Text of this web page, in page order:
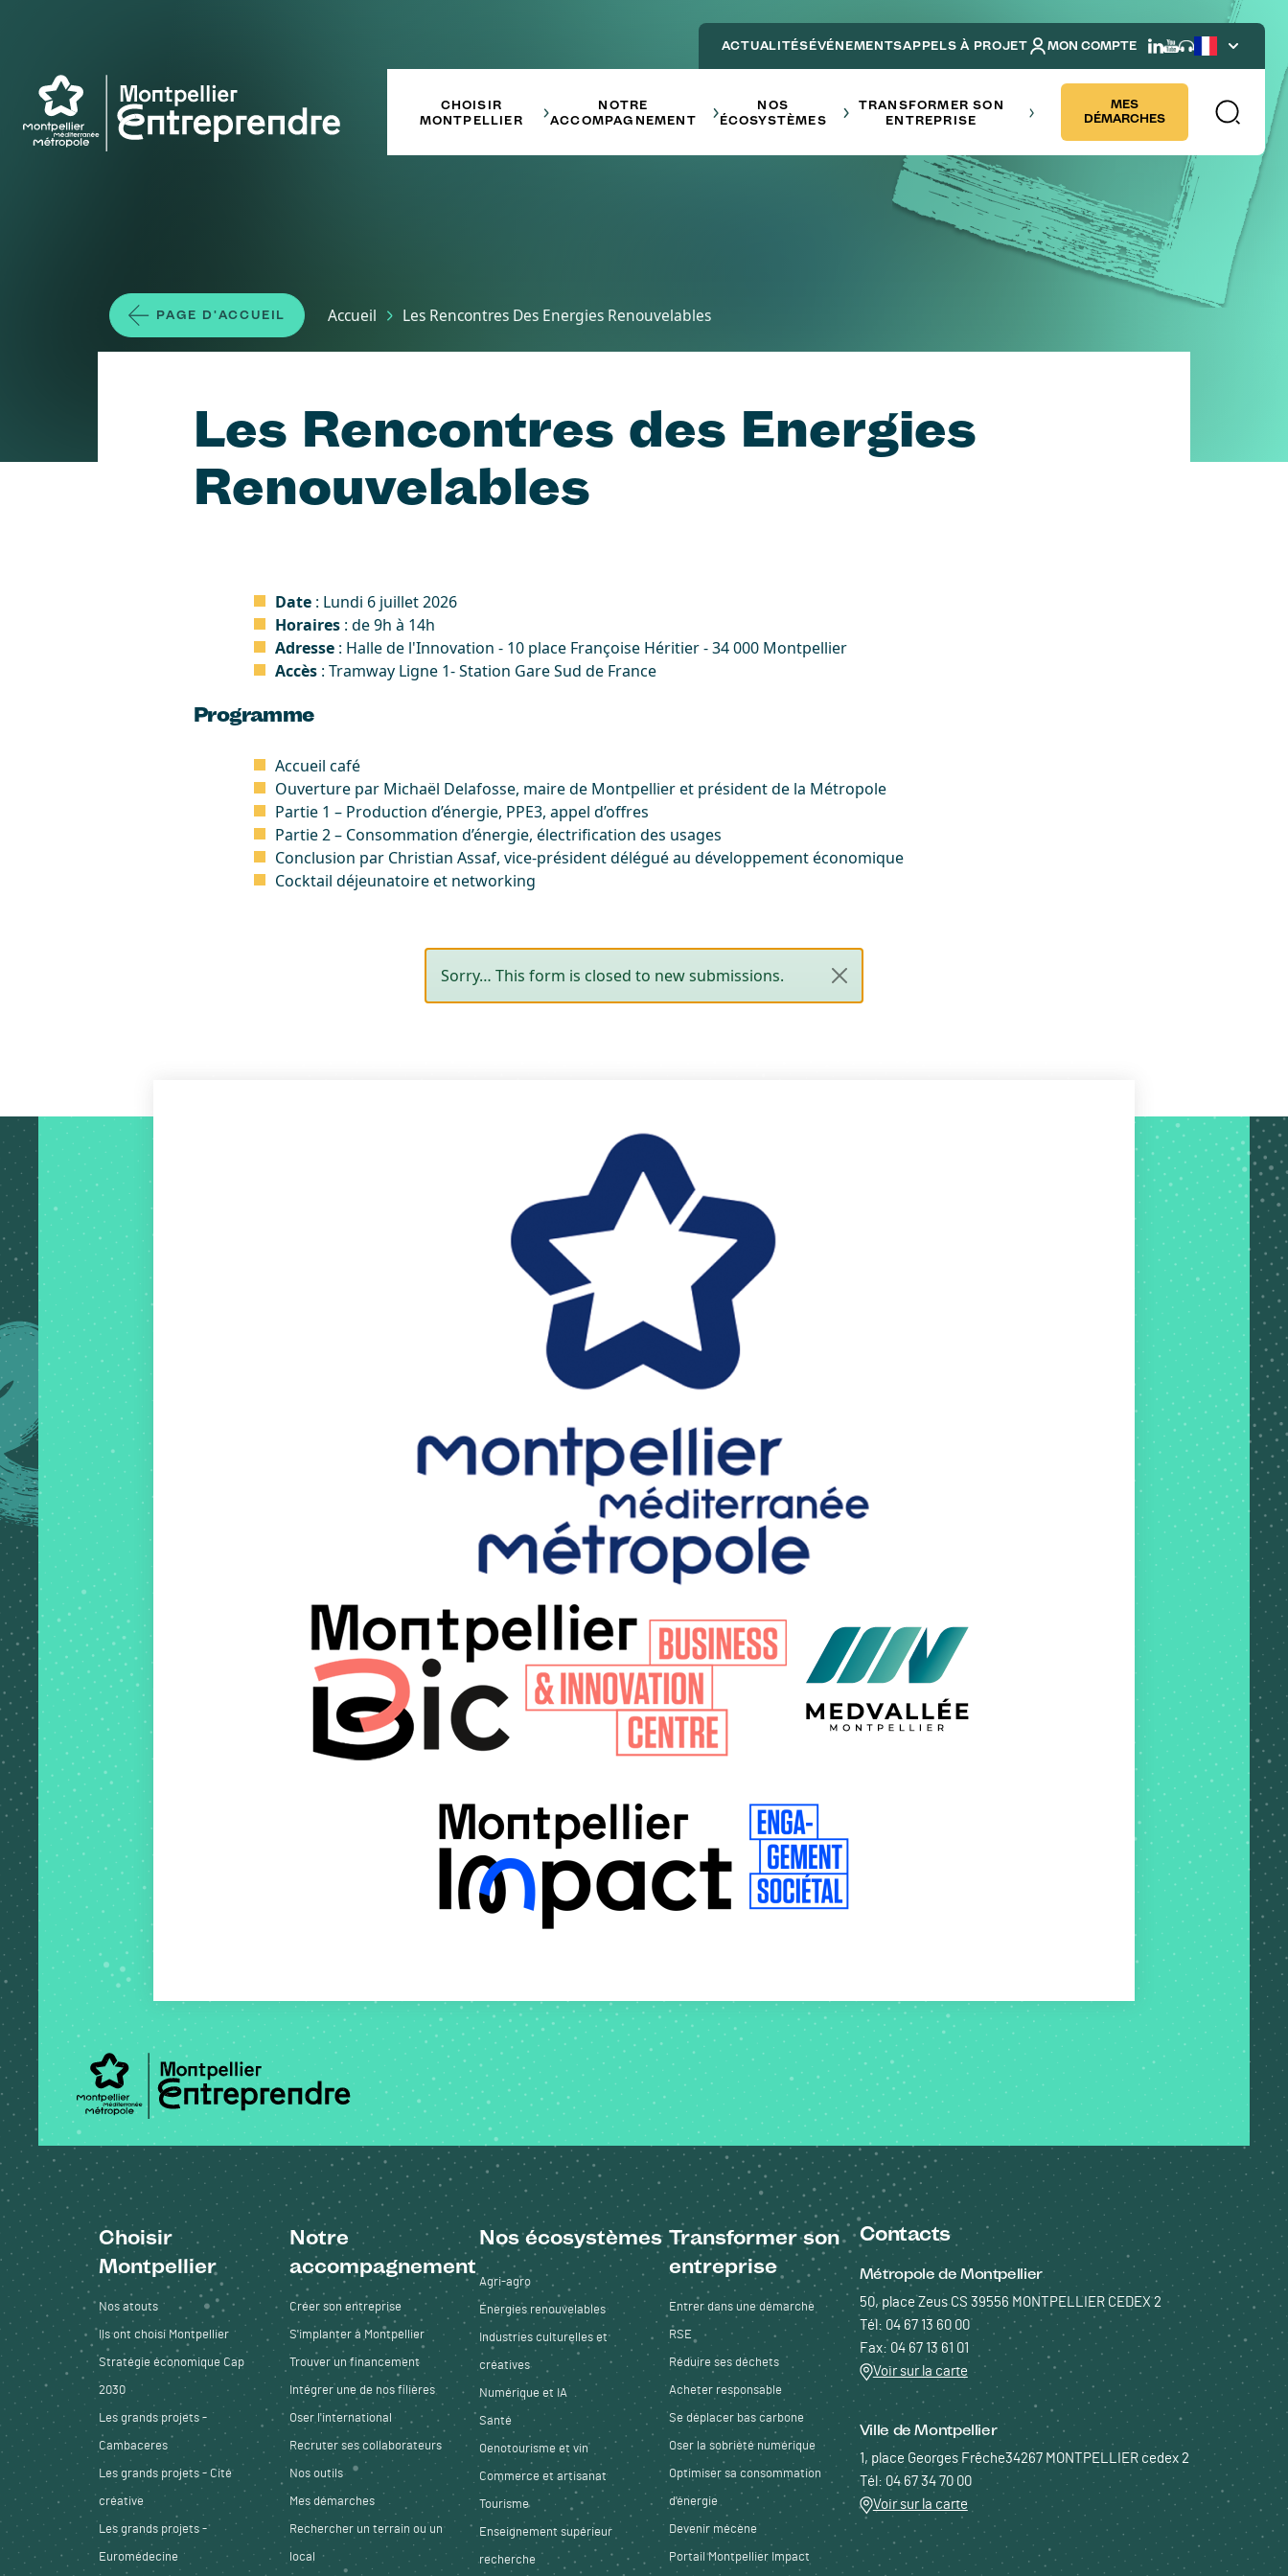
ACTUALITÉSÉVÉNEMENTSAPPELS À PROJET MON COMPTE
French
MES
DÉMARCHES
Main navigation - ENTREPRENDRE
CHOISIR
MONTPELLIER
NOTRE
ACCOMPAGNEMENT
NOS
ÉCOSYSTÈMES
TRANSFORMER SON
ENTREPRISE
PAGE D'ACCUEIL Fil d'Ariane
Accueil Les Rencontres Des Energies Renouvelables
Les Rencontres des Energies
Renouvelables
Date : Lundi 6 juillet 2026
Horaires : de 9h à 14h
Adresse : Halle de l'Innovation - 10 place Françoise Héritier - 34 000 Montpellier
Accès : Tramway Ligne 1- Station Gare Sud de France
Programme
Accueil café
Ouverture par Michaël Delafosse, maire de Montpellier et président de la Métropole
Partie 1 – Production d’énergie, PPE3, appel d’offres
Partie 2 – Consommation d’énergie, électrification des usages
Conclusion par Christian Assaf, vice-président délégué au développement économique
Cocktail déjeunatoire et networking
Message d'état
Sorry… This form is closed to new submissions.
Pied de page
Choisir
Montpellier
Nos atouts
Ils ont choisi Montpellier
Stratégie économique Cap
2030
Les grands projets -
Cambaceres
Les grands projets - Cité
créative
Les grands projets -
Euromédecine
Notre
accompagnement
Créer son entreprise
S'implanter à Montpellier
Trouver un financement
Intégrer une de nos filières
Oser l'international
Recruter ses collaborateurs
Nos outils
Mes démarches
Rechercher un terrain ou un
local
Nos écosystèmes
Agri-agro
Énergies renouvelables
Industries culturelles et
créatives
Numérique et IA
Santé
Oenotourisme et vin
Commerce et artisanat
Tourisme
Enseignement supérieur
recherche
Transformer son
entreprise
Entrer dans une démarche
RSE
Réduire ses déchets
Acheter responsable
Se déplacer bas carbone
Oser la sobriété numérique
Optimiser sa consommation
d'énergie
Devenir mécène
Portail Montpellier Impact
Contacts
Métropole de Montpellier
50, place Zeus CS 39556 MONTPELLIER CEDEX 2
Tél: 04 67 13 60 00
Fax: 04 67 13 61 01
Voir sur la carte
Ville de Montpellier
1, place Georges Frêche34267 MONTPELLIER cedex 2
Tél: 04 67 34 70 00
Voir sur la carte